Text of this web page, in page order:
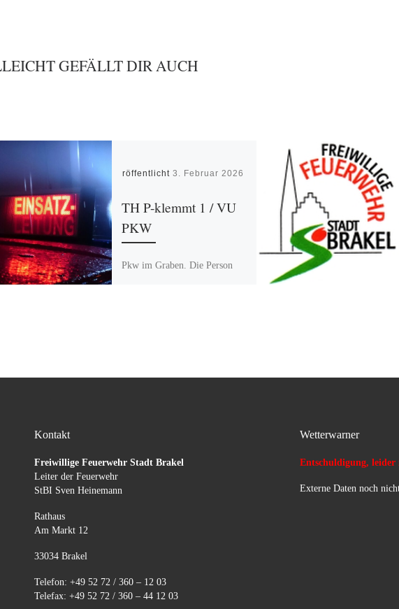
GEFÄLLT DIR AUCH
Veröffentlicht3. Februar 2026
TH P-klemmt 1 / VU
PKW
Pkw im Graben. Die Person
Kontakt
Freiwillige Feuerwehr Stadt Brakel
Leiter der Feuerwehr
StBI Sven Heinemann
Rathaus
Am Markt 12
33034 Brakel
Telefon: +49 52 72 / 360 – 12 03
Telefax: +49 52 72 / 360 – 44 12 03
Wetterwarner
Entschuldigung, leider
Externe Daten noch